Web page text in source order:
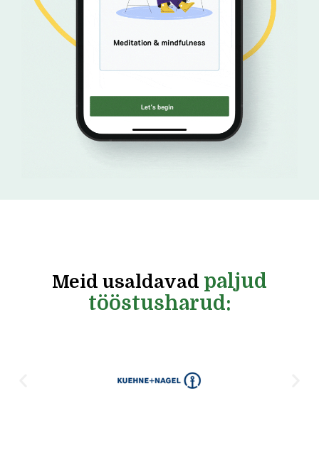
Meid usaldavad paljud
tööstusharud: